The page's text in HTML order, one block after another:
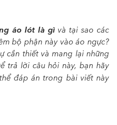
áo lót là gìvà tại sao các
bộ phận này vào áo ngực?
cần thiết và mang lại những
trả lời câu hỏi này, bạn hãy
đáp án trong bài viết này